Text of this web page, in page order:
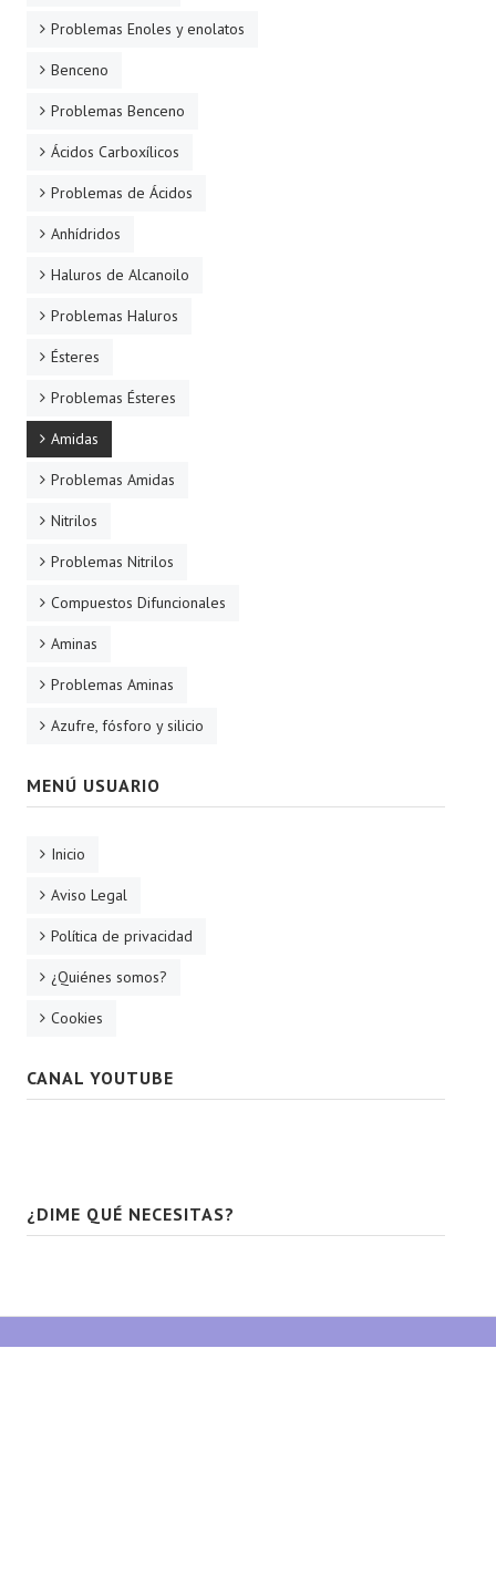
Problemas Enoles y enolatos
Benceno
Problemas Benceno
Ácidos Carboxílicos
Problemas de Ácidos
Anhídridos
Haluros de Alcanoilo
Problemas Haluros
Ésteres
Problemas Ésteres
Amidas
Problemas Amidas
Nitrilos
Problemas Nitrilos
Compuestos Difuncionales
Aminas
Problemas Aminas
Azufre, fósforo y silicio
MENÚ USUARIO
Inicio
Aviso Legal
Política de privacidad
¿Quiénes somos?
Cookies
CANAL YOUTUBE
¿DIME QUÉ NECESITAS?